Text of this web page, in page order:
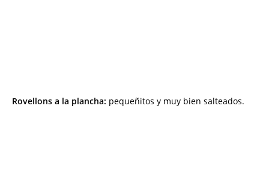
Rovellons a la plancha: pequeñitos y muy bien salteados.